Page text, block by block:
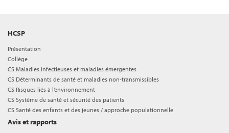
HCSP
Présentation
Collège
CS Maladies infectieuses et maladies émergentes
CS Déterminants de santé et maladies non-transmissibles
CS Risques liés à l’environnement
CS Système de santé et sécurité des patients
CS Santé des enfants et des jeunes / approche populationnelle
Avis et rapports